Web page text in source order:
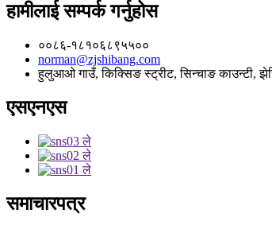
हामीलाई सम्पर्क गर्नुहोस
००८६-१८१०६८९५५००
norman@zjshibang.com
हुलुआओ गाउँ, किक्सिङ स्ट्रीट, सिन्चाङ काउन्टी,
एसएनएस
समाचारपत्र